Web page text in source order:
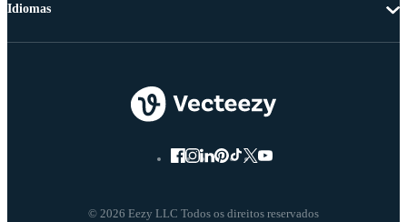
© 2026 Eezy LLC Todos os direitos reservados
Idiomas